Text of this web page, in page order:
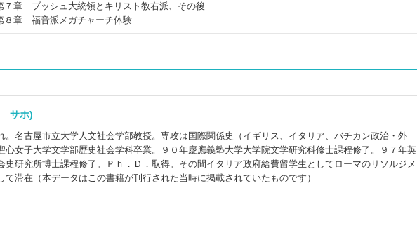
７章 ブッシュ大統領とキリスト教右派、その後
８章 福音派メガチャーチ体験
サホ)
。名古屋市立大学人文社会学部教授。専攻は国際関係史（イギリス、イタリア、バチカン政治・外
心女子大学文学部歴史社会学科卒業。９０年慶應義塾大学大学院文学研究科修士課程修了。９７年英
史研究所博士課程修了。Ｐｈ．Ｄ．取得。その間イタリア政府給費留学生としてローマのリソルジメ
て滞在（本データはこの書籍が刊行された当時に掲載されていたものです）